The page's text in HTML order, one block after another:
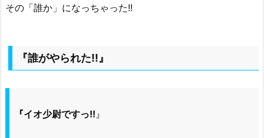
その「誰か」になっちゃった!!
『誰がやられた!!』
『イオ少尉ですっ!! 』